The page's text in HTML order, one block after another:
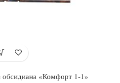
обсидиана «Комфорт 1-1»